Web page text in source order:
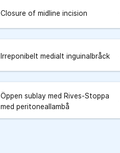
Closure of midline incision
Irreponibelt medialt inguinalbråck
Öppen sublay med Rives-Stoppa
med peritoneallambå